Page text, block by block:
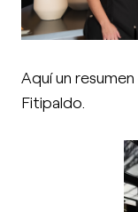
Aquí un
Fitipaldo.